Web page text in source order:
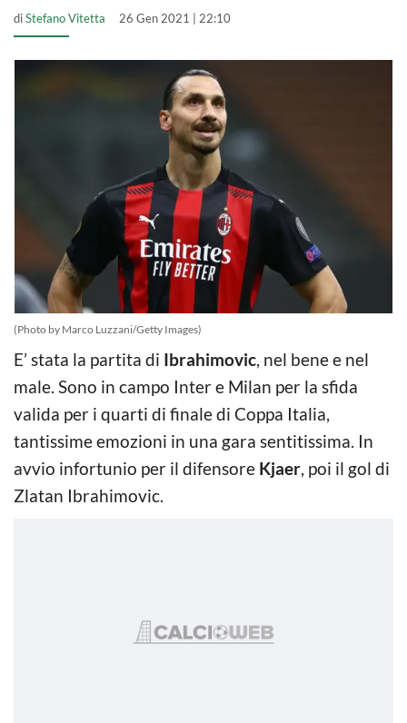
diStefano Vitetta 26 Gen 2021 | 22:10
(Photo by Marco Luzzani/Getty Images)
E’ stata la partita di Ibrahimovic, nel bene e nel
male. Sono in campo Inter e Milan per la sfida
valida per i quarti di finale di Coppa Italia,
tantissime emozioni in una gara sentitissima. In
avvio infortunio per il difensore Kjaer, poi il gol di
Zlatan Ibrahimovic.